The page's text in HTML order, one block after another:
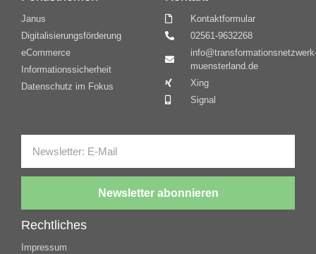
Janus
Digitalisierungsförderung
eCommerce
Informationssicherheit
Datenschutz im Fokus
Kontaktformular
02561-9632268
muensterland.de
Xing
Signal
Newsletter abonnieren
Rechtliches
Impressum